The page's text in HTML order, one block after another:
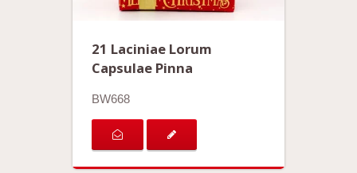
21 Laciniae Lorum
Capsulae Pinna
BW668